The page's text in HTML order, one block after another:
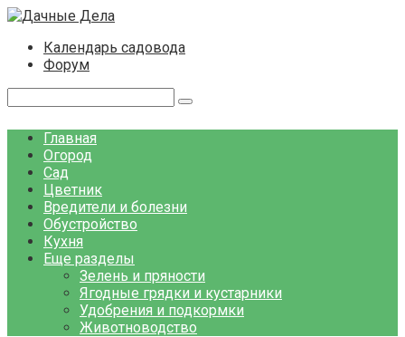
Перейти
контентуКалендарь садовода
Форум
Главная
Огород
Сад
Цветник
Вредители и болезни
Обустройство
Кухня
Еще разделы
Зелень и пряности
Ягодные грядки и кустарники
Удобрения и подкормки
Животноводство